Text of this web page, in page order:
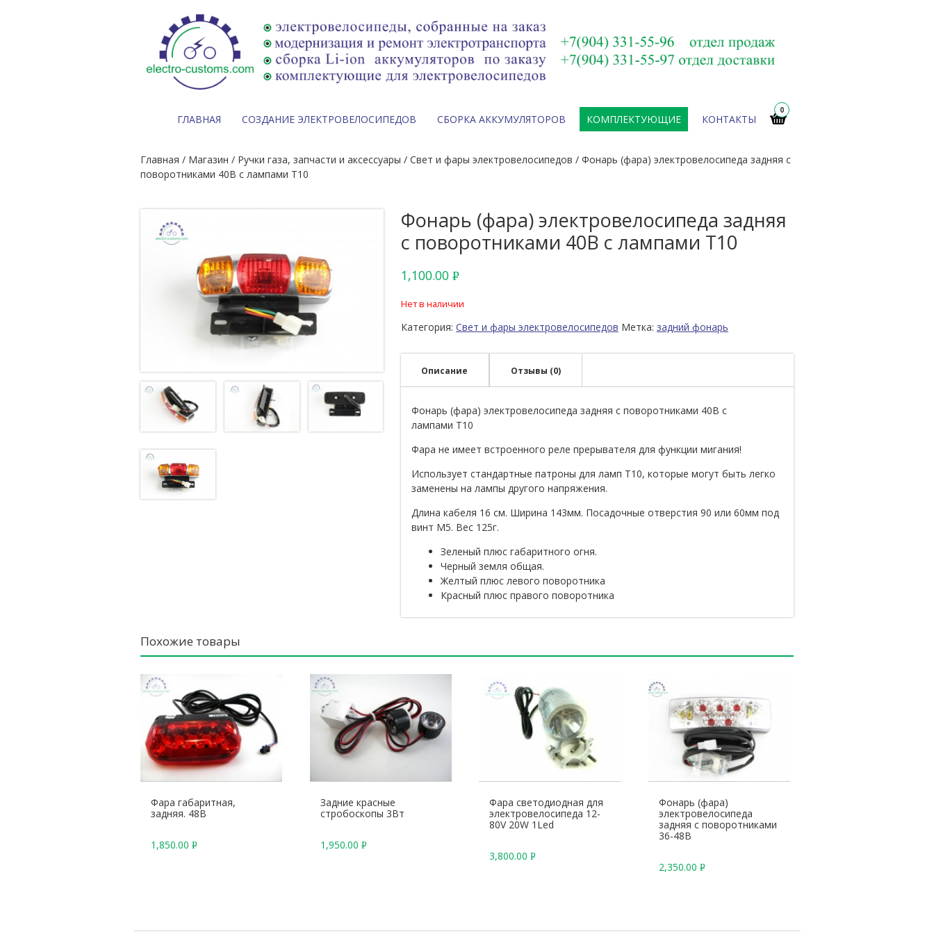
0
ГЛАВНАЯ СОЗДАНИЕ ЭЛЕКТРОВЕЛОСИПЕДОВ СБОРКА АККУМУЛЯТОРОВ КОМПЛЕКТУЮЩИЕ КОНТАКТЫ
Главная / Магазин / Ручки газа, запчасти и аксессуары / Свет и фары электровелосипедов / Фонарь (фара) электровелосипеда задняя с
поворотниками 40В с лампами Т10
Фонарь (фара) электровелосипеда задняя
с поворотниками 40В с лампами Т10
1,100.00 Р
Нет в наличии
Категория: Свет и фары электровелосипедов Метка: задний фонарь
Описание Отзывы (0)
Фонарь (фара) электровелосипеда задняя с поворотниками 40В с
лампами Т10
Фара не имеет встроенного реле прерывателя для функции мигания!
Использует стандартные патроны для ламп T10, которые могут быть легко
заменены на лампы другого напряжения.
Длина кабеля 16 см. Ширина 143мм. Посадочные отверстия 90 или 60мм под
винт М5. Вес 125г.
Зеленый плюс габаритного огня.
Черный земля общая.
Желтый плюс левого поворотника
Красный плюс правого поворотника
Похожие товары
Фара габаритная,
задняя. 48В
1,850.00 Р
Задние красные
стробоскопы 3Вт
1,950.00 Р
Фара светодиодная для
электровелосипеда 12-
80V 20W 1Led
3,800.00Р
Фонарь (фара)
электровелосипеда
задняя с поворотниками
36-48В
2,350.00Р